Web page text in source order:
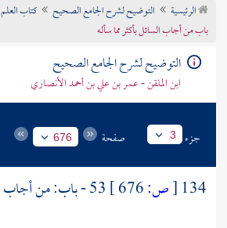
تراجم الأعلام
الرئيسية التوضيح لشرح الجامع الصحيح
كتاب العلم
باب من أجاب السائل بأكثر مما سأله
التوضيح لشرح الجامع الصحيح
ابن الملقن - عمر بن علي بن أحمد الأنصاري
جزء 3 صفحة 676
134
[ص:
53 - باب: من أجاب السائل بأكثر مما سأله